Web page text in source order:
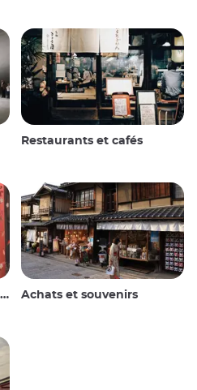
Restaurants et cafés
Achats et souvenirs